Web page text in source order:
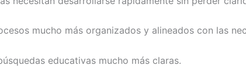
mucho más organizados y alineados con las
educativas mucho más claras.